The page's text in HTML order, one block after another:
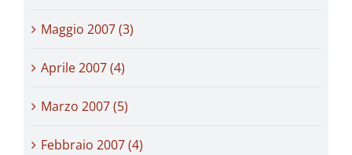
Maggio 2007 (3)
Aprile 2007 (4)
Marzo 2007 (5)
Febbraio 2007 (4)